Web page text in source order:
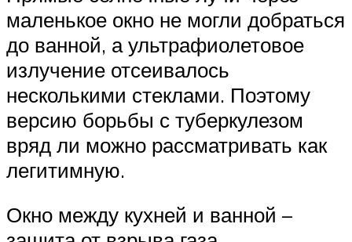
маленькое окно не могли добраться
до ванной, а ультрафиолетовое
излучение отсеивалось
несколькими стеклами. Поэтому
версию борьбы с туберкулезом
вряд ли можно рассматривать как
легитимную.
Окно между кухней и ванной –